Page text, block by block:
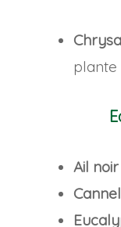
plante
Ail noir